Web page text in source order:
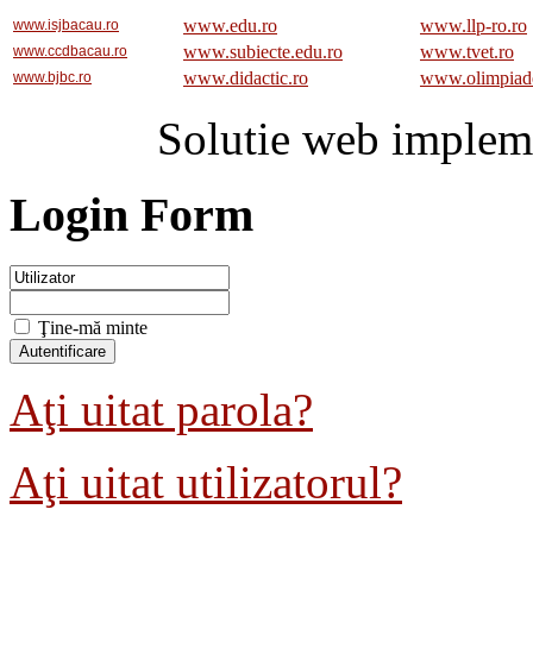
www.isjbacau.ro www.edu.ro www.llp-ro.ro
www.ccdbacau.ro www.subiecte.edu.ro www.tvet.ro
www.bjbc.ro www.didactic.ro
Solutie web
Login Form
Ţine-mă minte
Aţi uitat parola?
Aţi uitat utilizatorul?